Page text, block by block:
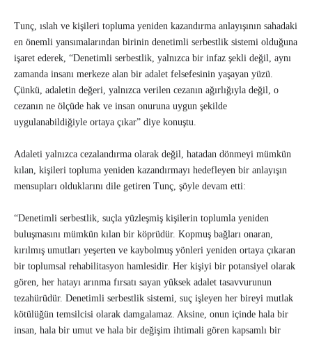
Tunç, ıslah ve kişileri topluma yeniden kazandırma anlayışının sahadaki
en önemli yansımalarından birinin denetimli serbestlik sistemi olduğuna
işaret ederek, “Denetimli serbestlik, yalnızca bir infaz şekli değil, aynı
zamanda insanı merkeze alan bir adalet felsefesinin yaşayan yüzü.
Çünkü, adaletin değeri, yalnızca verilen cezanın ağırlığıyla değil, o
cezanın ne ölçüde hak ve insan onuruna uygun şekilde
uygulanabildiğiyle ortaya çıkar” diye konuştu.
Adaleti yalnızca cezalandırma olarak değil, hatadan dönmeyi mümkün
kılan, kişileri topluma yeniden kazandırmayı hedefleyen bir anlayışın
mensupları olduklarını dile getiren Tunç, şöyle devam etti:
“Denetimli serbestlik, suçla yüzleşmiş kişilerin toplumla yeniden
buluşmasını mümkün kılan bir köprüdür. Kopmuş bağları onaran,
kırılmış umutları yeşerten ve kaybolmuş yönleri yeniden ortaya çıkaran
bir toplumsal rehabilitasyon hamlesidir. Her kişiyi bir potansiyel olarak
gören, her hatayı arınma fırsatı sayan yüksek adalet tasavvurunun
tezahürüdür. Denetimli serbestlik sistemi, suç işleyen her bireyi mutlak
kötülüğün temsilcisi olarak damgalamaz. Aksine, onun içinde hala bir
insan, hala bir umut ve hala bir değişim ihtimali gören kapsamlı bir